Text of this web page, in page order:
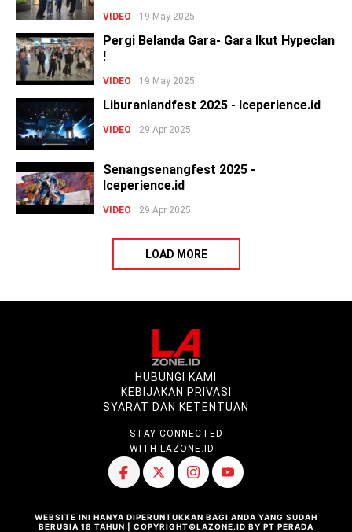
VIDEO 19 May 2025
Pergi Belanda Gara- Gara Ikut Hypeclan
!
VIDEO 19 May 2025
Liburanlandfest 2025 - Iceperience.id
VIDEO 29 Apr 2025
Senangsenangfest 2025 -
Iceperience.id
VIDEO 29 Apr 2025
LOAD MORE
HUBUNGI KAMI
KEBIJAKAN PRIVASI
SYARAT DAN KETENTUAN
STAY CONNECTED
WITH LAZONE.ID
WEBSITE INI HANYA DIPERUNTUKKAN BAGI ANDA YANG SUDAH
BERUSIA 18 TAHUN | COPYRIGHT©LAZONE.ID BY PT PERADA